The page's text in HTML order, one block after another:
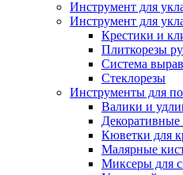
Инструмент для
Инструмент для
Крестики и
Плиткорезы
Система
Стеклорезы
Инструменты для
Валики и
Кюветки для
Малярные
Миксеры для